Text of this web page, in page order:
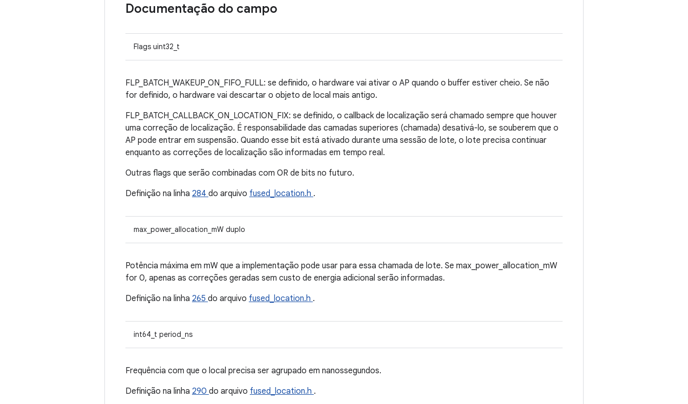
Documentação do campo
Flags uint32_t
FLP_BATCH_WAKEUP_ON_FIFO_FULL: se definido, o hardware vai ativar o AP quando o buffer estiver cheio. Se não
for definido, o hardware vai descartar o objeto de local mais antigo.
FLP_BATCH_CALLBACK_ON_LOCATION_FIX: se definido, o callback de localização será chamado sempre que houver
uma correção de localização. É responsabilidade das camadas superiores (chamada) desativá-lo, se souberem que o
AP pode entrar em suspensão. Quando esse bit está ativado durante uma sessão de lote, o lote precisa continuar
enquanto as correções de localização são informadas em tempo real.
Outras flags que serão combinadas com OR de bits no futuro.
Definição na linha 284 do arquivo fused_location.h .
max_power_allocation_mW duplo
Potência máxima em mW que a implementação pode usar para essa chamada de lote. Se max_power_allocation_mW
for 0, apenas as correções geradas sem custo de energia adicional serão informadas.
Definição na linha 265 do arquivo fused_location.h .
int64_t period_ns
Frequência com que o local precisa ser agrupado em nanossegundos.
Definição na linha 290 do arquivo fused_location.h .